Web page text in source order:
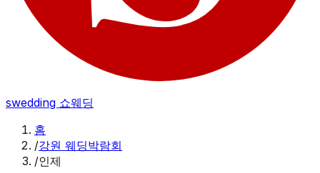
swedding 쇼웨딩
홈
/강원 웨딩박람회
/인제